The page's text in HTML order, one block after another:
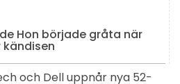
Hon började gråta när